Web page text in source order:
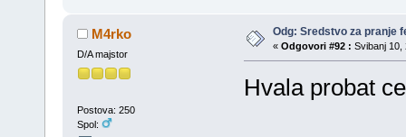
M4rko
D/A majstor
Postova: 250
Spol:
Odg: Sredstvo za pranje
« Odgovori #92 : Svibanj 10,
Hvala probat